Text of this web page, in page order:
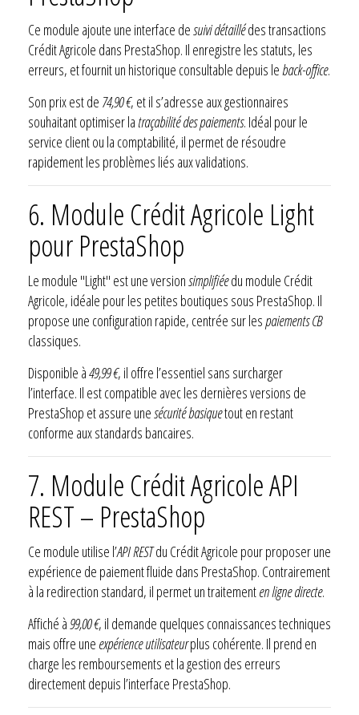
Ce module ajoute une interface desuivi détaillédes transactions
Crédit Agricole dans PrestaShop. Il enregistre les statuts, les
erreurs, et fournit un historique consultable depuis le back-office.
Son prix est de 74,90 €, et il s’adresse aux gestionnaires
souhaitant optimiser latraçabilité des paiements. Idéal pour le
service client ou la comptabilité, il permet de résoudre
rapidement les problèmes liés aux validations.
6. Module Crédit Agricole Light
pour PrestaShop
Le module "Light" est une versionsimplifiéedu module Crédit
Agricole, idéale pour les petites boutiques sous PrestaShop. Il
propose une configuration rapide, centrée sur lespaiements CB
classiques.
Disponible à49,99 €, il offre l’essentiel sans surcharger
l’interface. Il est compatible avec les dernières versions de
PrestaShop et assure unesécurité basiquetout en restant
conforme aux standards bancaires.
7. Module Crédit Agricole API
REST – PrestaShop
Ce module utilise l’API RESTdu Crédit Agricole pour proposer une
expérience de paiement fluide dans PrestaShop. Contrairement
à la redirection standard, il permet un traitementen ligne directe.
Affiché à 99,00 €, il demande quelques connaissances techniques
mais offre une expérience utilisateurplus cohérente. Il prend en
charge les remboursements et la gestion des erreurs
directement depuis l’interface PrestaShop.